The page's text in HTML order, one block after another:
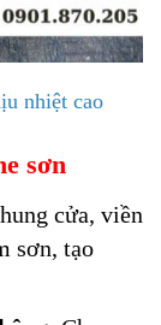
nhiệt cao
sơn
cửa, viền
sơn, tạo